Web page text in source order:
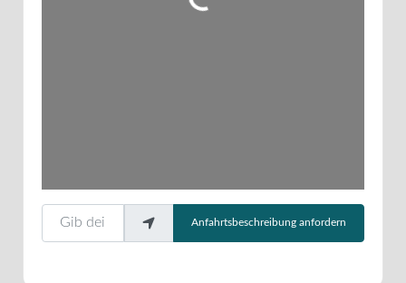
Gib deinen Standort ein.
Anfahrtsbeschreibung anfordern